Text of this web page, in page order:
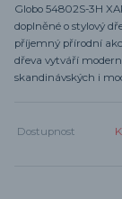
Globo 54802S-3H
doplněné o stylový
příjemný přírodní
dřeva vytváří
skandinávských i
Dostupnost